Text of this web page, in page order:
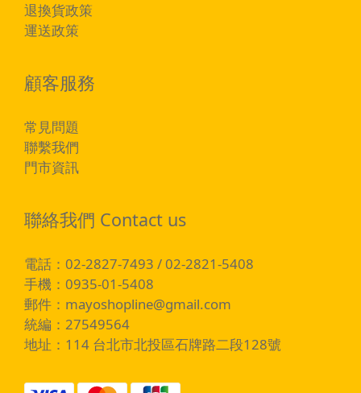
退換貨政策
運送政策
顧客服務
常見問題
聯繫我們
門市資訊
聯絡我們 Contact us
電話：02-2827-7493 / 02-2821-5408
手機：0935-01-5408
郵件： mayoshopline@gmail.com
統編：27549564
地址：114 台北市北投區石牌路二段128號